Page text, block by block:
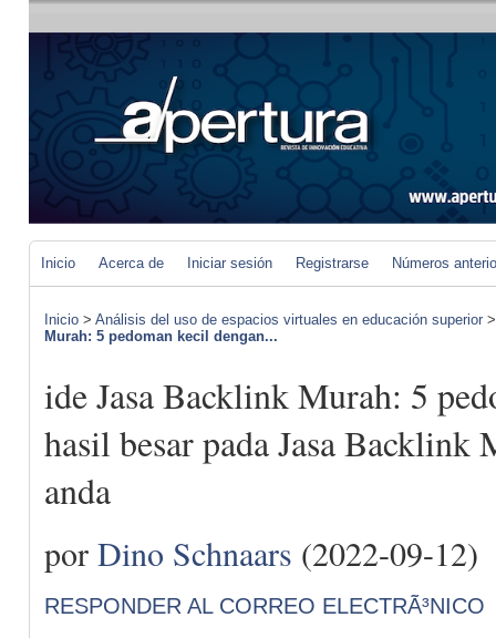
Inicio Acerca de Iniciar sesión Registrarse Números
Inicio > Análisis del uso de espacios virtuales en educación superior
Murah: 5 pedoman kecil dengan...
ide Jasa Backlink Murah: 5
hasil besar pada Jasa Backlink
anda
por Dino Schnaars (2022-09-12)
RESPONDER AL CORREO ELECTRÃ³NICO